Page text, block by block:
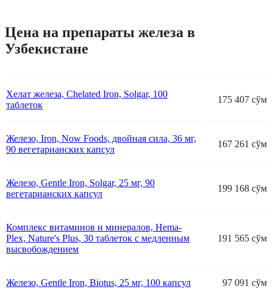
Цена на препараты железа в
Узбекистане
Хелат железа, Chelated Iron, Solgar, 100
таблеток
175 407 сўм
Железо, Iron, Now Foods, двойная сила, 36 мг,
90 вегетарианских капсул
167 261 сўм
Железо, Gentle Iron, Solgar, 25 мг, 90
вегетарианских капсул
199 168 сўм
Комплекс витаминов и минералов, Hema-
Plex, Nature's Plus, 30 таблеток с медленным
высвобождением
191 565 сўм
Железо, Gentle Iron, Biotus, 25 мг, 100 капсул 97 091 сўм